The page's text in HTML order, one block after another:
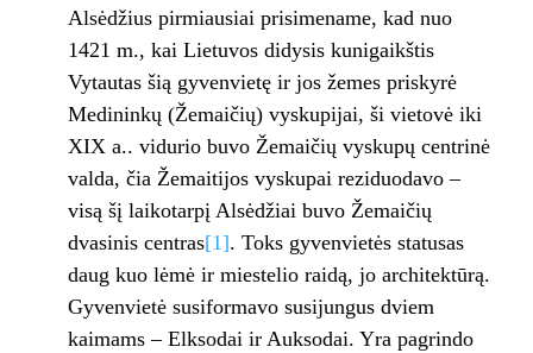
Alsėdžius pirmiausiai prisimename, kad nuo
1421 m., kai Lietuvos didysis kunigaikštis
Vytautas šią gyvenvietę ir jos žemes priskyrė
Medininkų (Žemaičių) vyskupijai, ši vietovė iki
XIX a.. vidurio buvo Žemaičių vyskupų centrinė
valda, čia Žemaitijos vyskupai reziduodavo –
visą šį laikotarpį Alsėdžiai buvo Žemaičių
dvasinis centras[1]. Toks gyvenvietės statusas
daug kuo lėmė ir miestelio raidą, jo architektūrą.
Gyvenvietė susiformavo susijungus dviem
kaimams – Elksodai ir Auksodai. Yra pagrindo